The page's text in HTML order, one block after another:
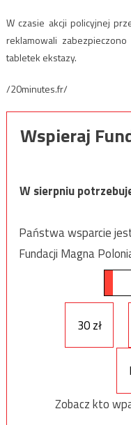
W czasie akcji policyjnej
reklamowali
tabletek ekstazy.
/20minutes.fr/
Wspieraj
W sierpniu
Państwa wsparcie
Fundacji Magna
30 zł
Zobacz kto